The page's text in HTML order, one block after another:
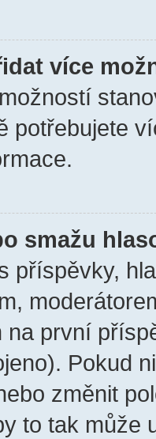
více
potřebujete
smažu
příspěvky,
na první
Pokud
změnit
to tak může